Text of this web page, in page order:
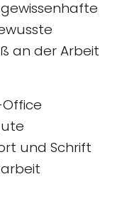
an der Arbeit
und Schrift